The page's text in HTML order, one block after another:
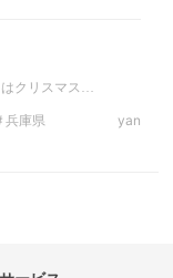
はクリスマス…
兵庫県 yan